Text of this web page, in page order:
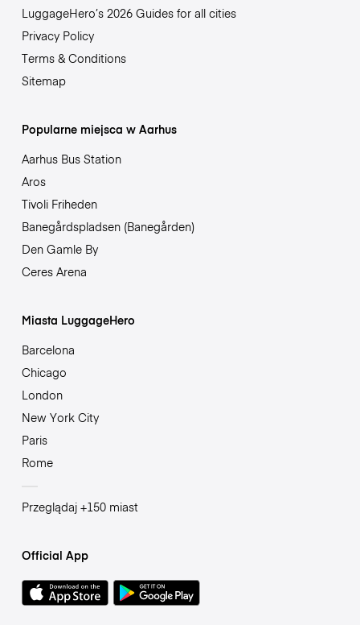
LuggageHero’s 2026 Guides for all cities
Privacy Policy
Terms & Conditions
Sitemap
Popularne miejsca w Aarhus
Aarhus Bus Station
Aros
Tivoli Friheden
Banegårdspladsen (Banegården)
Den Gamle By
Ceres Arena
Miasta LuggageHero
Barcelona
Chicago
London
New York City
Paris
Rome
Przeglądaj +150 miast
Official App